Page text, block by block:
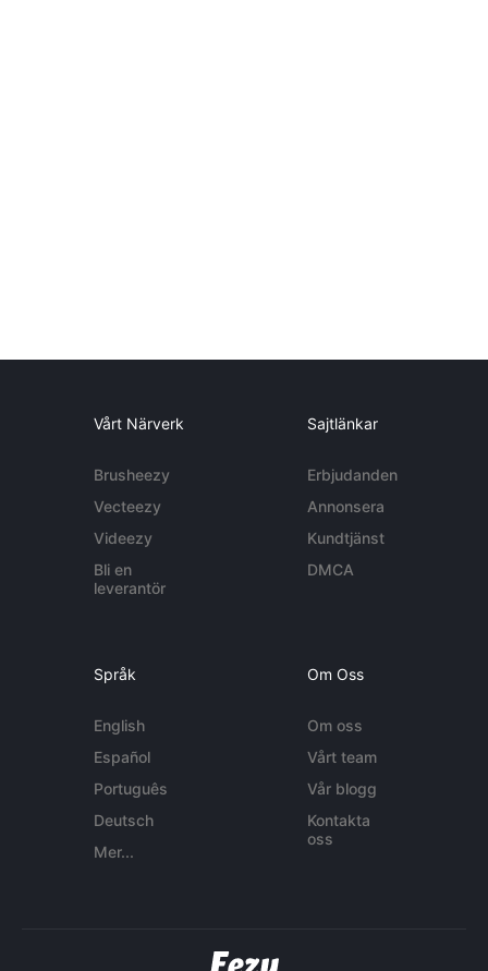
Vårt Närverk
Brusheezy
Vecteezy
Videezy
Bli en
leverantör
Sajtlänkar
Erbjudanden
Annonsera
Kundtjänst
DMCA
Språk
English
Español
Português
Deutsch
Mer...
Om Oss
Om oss
Vårt team
Vår blogg
Kontakta
oss